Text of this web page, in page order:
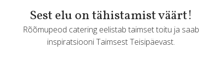
Sest elu on tähistamist väärt!
Rõõmupeod catering eelistab taimset toitu ja saab
inspiratsiooni Taimsest Teisipäevast.